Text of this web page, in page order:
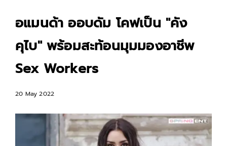
อแมนด้า ออบดัม โคฟเป็น "คัง
คุไบ" พร้อมสะท้อนมุมมองอาชีพ
Sex Workers
20 May 2022